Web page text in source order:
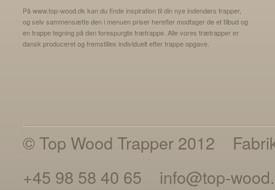
På www.top-wood.dk kan du finde inspiration til din nye indendørs trapper,
og selv sammensætte den i menuen priser herefter modtager de et tilbud og
en trappe tegning på den forespurgte trætrappe. Alle vores trætrapper er
dansk produceret og fremstilles individuelt efter trappe opgave.
© Top Wood Trapper 2012
+45 98 58 40 65
info@top-